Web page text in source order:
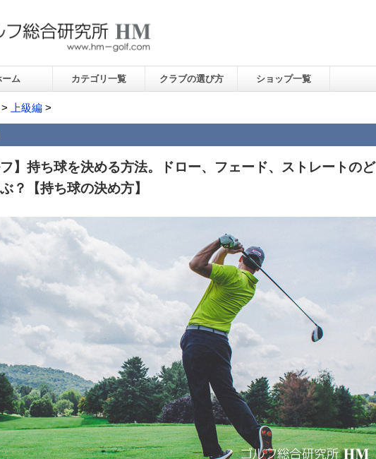
ーム カテゴリ一覧 クラブの選び方 ショップ一覧
> 上級編 >
フ】持ち球を決める方法。ドロー、フェード、ストレートのど
？【持ち球の決め方】